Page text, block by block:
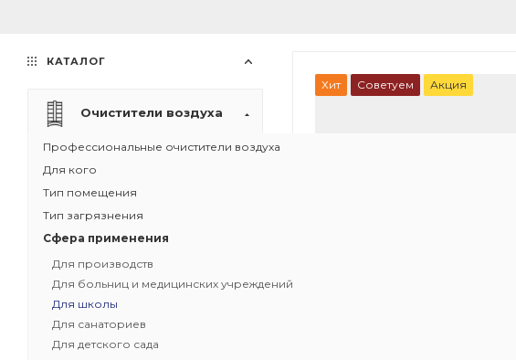
Хит Советуем Акция
КАТАЛОГ
Очистители воздуха
Профессиональные очистители воздуха
Для кого
Тип помещения
Тип загрязнения
Сфера применения
Для производств
Для больниц и медицинских учреждений
Для школы
Для санаториев
Для детского сада